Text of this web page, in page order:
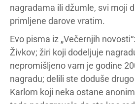
nagradama ili džumle, svi moji
primljene darove vratim.
Evo pisma iz „Večernjih
Živkov; žiri koji dodeljuje
nepromišljeno vam je godine
nagradu; delili ste doduše
Karlom koji neka ostane